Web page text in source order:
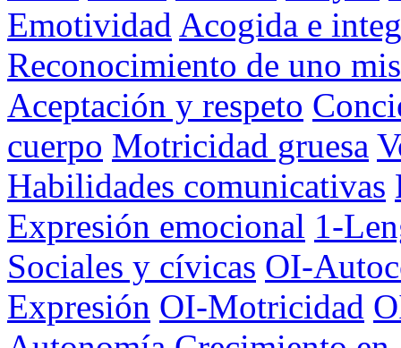
Emotividad Acogida e
Reconocimiento de uno
Aceptación y respeto
cuerpo Motricidad gruesa
Habilidades comunicativas
Expresión emocional 1-
Sociales y cívicas OI-
Expresión OI-Motricidad